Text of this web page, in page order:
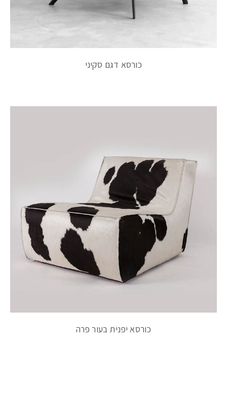
כורסא דגם סקיני
כורסא יפנית בעור פרה